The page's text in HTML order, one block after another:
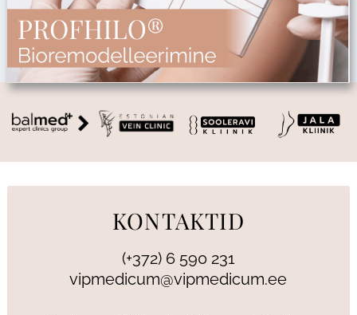
KONTAKTID
(+372) 6 590 231
vipmedicum@vipmedicum.ee